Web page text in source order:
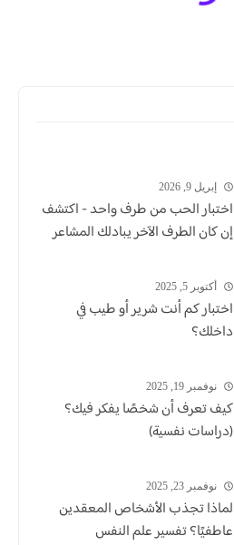
إبريل 9, 2026
اختبار الحب من طرف واحد - اكتشف
إن كان الطرف الآخر يبادلك المشاعر
أكتوبر 5, 2025
اختبار كم أنت شرير أو طيب في
داخلك؟
نوفمبر 19, 2025
كيف تعرف أن شخصًا يفكر فيك؟
(دراسات نفسية)
نوفمبر 23, 2025
لماذا تجذب الأشخاص المعقدين
عاطفيًا؟ تفسير علم النفس